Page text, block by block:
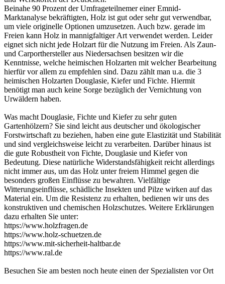
Beinahe 90 Prozent der Umfrageteilnemer einer Emnid-
Marktanalyse bekräftigten, Holz ist gut oder sehr gut verwendbar,
um viele originelle Optionen umzusetzen. Auch bzw. gerade im
Freien kann Holz in mannigfaltiger Art verwendet werden. Leider
eignet sich nicht jede Holzart für die Nutzung im Freien. Als Zaun-
und Carporthersteller aus Niedersachsen besitzen wir die
Kenntnisse, welche heimischen Holzarten mit welcher Bearbeitung
hierfür vor allem zu empfehlen sind. Dazu zählt man u.a. die 3
heimischen Holzarten Douglasie, Kiefer und Fichte. Hiermit
benötigt man auch keine Sorge bezüglich der Vernichtung von
Urwäldern haben.
Was macht Douglasie, Fichte und Kiefer zu sehr guten
Gartenhölzern? Sie sind leicht aus deutscher und ökologischer
Forstwirtschaft zu beziehen, haben eine gute Elastizität und Stabilität
und sind vergleichsweise leicht zu verarbeiten. Darüber hinaus ist
die gute Robustheit von Fichte, Douglasie und Kiefer von
Bedeutung. Diese natürliche Widerstandsfähigkeit reicht allerdings
nicht immer aus, um das Holz unter freiem Himmel gegen die
besonders großen Einflüsse zu bewahren. Vielfältige
Witterungseinflüsse, schädliche Insekten und Pilze wirken auf das
Material ein. Um die Resistenz zu erhalten, bedienen wir uns des
konstruktiven und chemischen Holzschutzes. Weitere Erklärungen
dazu erhalten Sie unter:
https://www.holzfragen.de
https://www.holz-schuetzen.de
https://www.mit-sicherheit-haltbar.de
https://www.ral.de
Besuchen Sie am besten noch heute einen der Spezialisten vor Ort